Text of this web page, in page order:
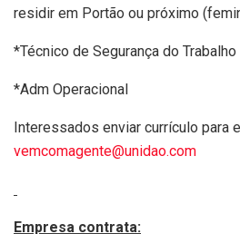
residir em Portão ou próximo
*Técnico de Segurança do Trabalho
*Adm Operacional
Interessados enviar currículo para
vemcomagente@unidao.com
Empresa contrata: